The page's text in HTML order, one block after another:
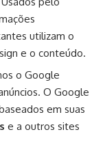
utilizam o
e o conteúdo.
o Google
O Google
em suas
e a outros sites